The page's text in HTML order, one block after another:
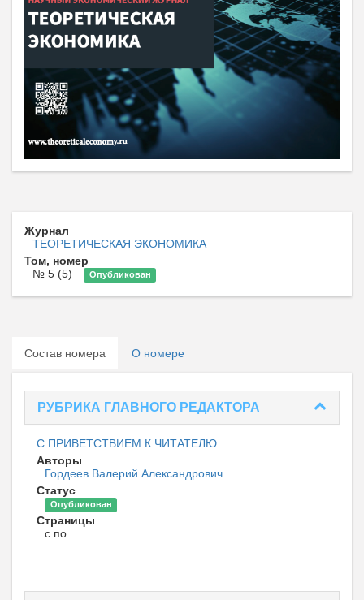
Журнал
ТЕОРЕТИЧЕСКАЯ ЭКОНОМИКА
Том, номер
№ 5 (5)
Опубликован
Состав номера О номере
РУБРИКА ГЛАВНОГО РЕДАКТОРА
С ПРИВЕТСТВИЕМ К ЧИТАТЕЛЮ
Авторы
Гордеев Валерий Александрович
Статус
Опубликован
Страницы
с по